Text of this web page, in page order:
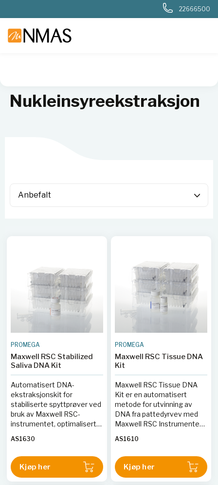
22666500
Nukleinsyreekstraksjon
PROMEGA
Maxwell RSC Stabilized
Saliva DNA Kit
Automatisert DNA-
ekstraksjonskit for
stabiliserte spyttprøver ved
bruk av Maxwell RSC-
instrumentet, optimalisert
renhet.
AS1630
Kjøp her
PROMEGA
Maxwell RSC Tissue DNA
Kit
Maxwell RSC Tissue DNA
Kit er en automatisert
metode for utvinning av
DNA fra pattedyrvev med
Maxwell RSC Instrumentet,
minutter.
AS1610
Kjøp her